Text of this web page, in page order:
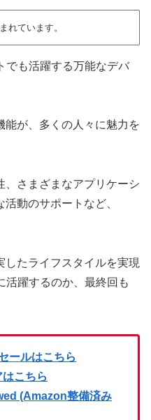
れています。
でも活躍する万能なデバ
能が、多くの人々に魅力を
、さまざまなアプリケーシ
動のサポートなど、
たライフスタイルを実現
活躍するのか、最終回も
ールはこちら
こちら
(Amazon整備済み